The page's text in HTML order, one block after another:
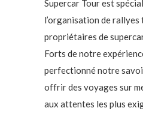
Supercar Tour est
l’organisation de
propriétaires de
Forts de notre
perfectionné notre
offrir des voyages sur
aux attentes les plus